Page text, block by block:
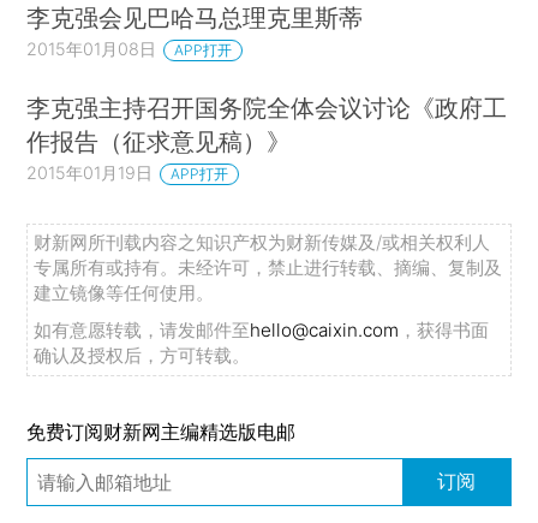
李克强会见巴哈马总理克里斯蒂
2015年01月08日 APP打开
李克强主持召开国务院全体会议讨论《政府工
作报告（征求意见稿）》
2015年01月19日 APP打开
财新网所刊载内容之知识产权为财新传媒及/或相关权利人
专属所有或持有。未经许可，禁止进行转载、摘编、复制及
建立镜像等任何使用。
如有意愿转载，请发邮件至hello@caixin.com ，获得书面
确认及授权后，方可转载。
免费订阅财新网主编精选版电邮
订阅